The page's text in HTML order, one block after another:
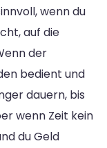
wenn du
auf die
der
bedient und
dauern, bis
wenn Zeit kein
du Geld